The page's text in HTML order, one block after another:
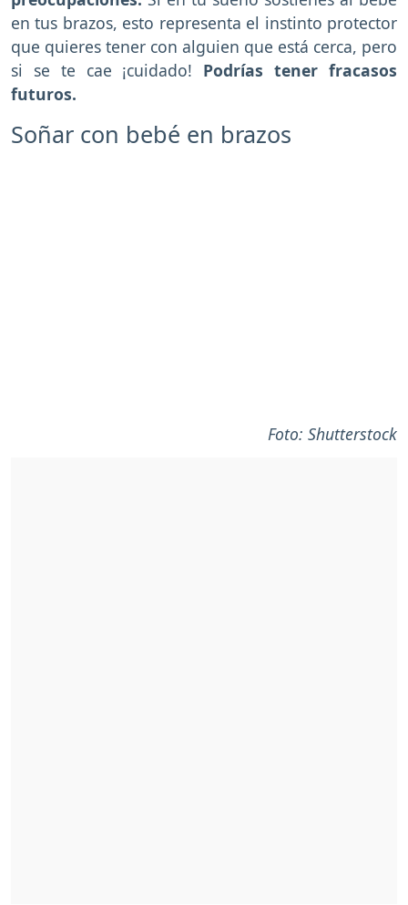
en tus brazos, esto representa el instinto protector
que quieres tener con alguien que está cerca, pero
si se te cae ¡cuidado! Podrías tener fracasos
futuros.
Soñar con bebé en brazos
Foto: Shutterstock